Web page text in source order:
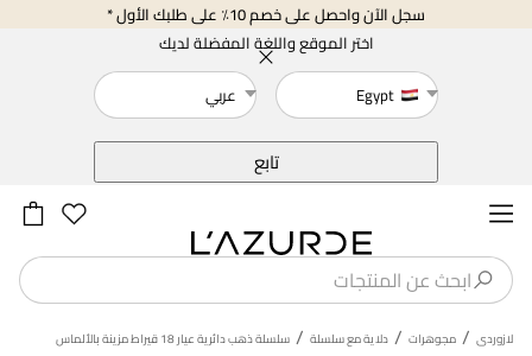
سجل الآن واحصل على خصم 10٪ على طلبك الأول *
اختر الموقع واللغة المفضلة لديك
Egypt
عربي
تابع
لازوردى / مجوهرات / دلاية مع سلسلة / سلسلة ذهب دائرية عيار 18 قيراط مزينة بالألماس